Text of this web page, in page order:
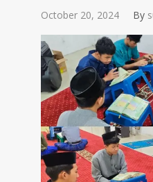
October 20, 2024 By